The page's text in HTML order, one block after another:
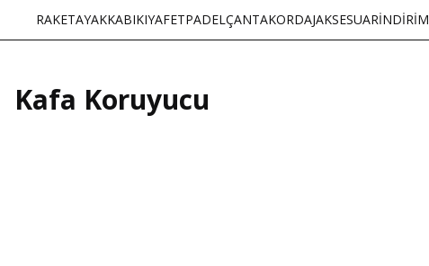
RAKETAYAKKABIKIYAFETPADELÇANTAKORDAJAKSESUARİNDİRİM
Kafa Koruyucu